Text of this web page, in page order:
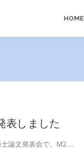
HOME
表しました
論文発表会で、M2 …